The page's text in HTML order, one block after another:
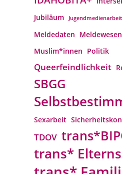
Jubiläum
Jugendmedienarbeit
Meldedaten Meldewesen
Muslim*innen Politik
Queerfeindlichkeit
SBGG
Sexarbeit
TDOV
trans*